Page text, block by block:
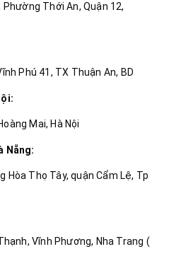
Thới An, Quận 12,
Phú 41, TX Thuận An, BD
Mai, Hà Nội
Nẵng:
Hòa Thọ Tây, quận Cẩm Lệ, Tp
Vĩnh Phương, Nha Trang (